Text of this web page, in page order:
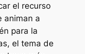
el recurso
animan a
para la
el tema de